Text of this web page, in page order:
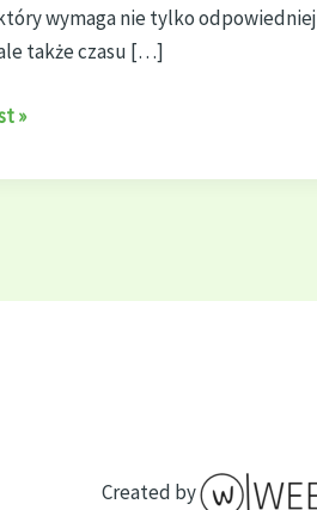
wymaga nie tylko odpowiedniej
także czasu […]
»
Created by